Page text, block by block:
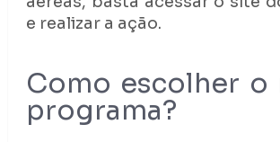
e realizar a ação.
Como escolher o
programa?